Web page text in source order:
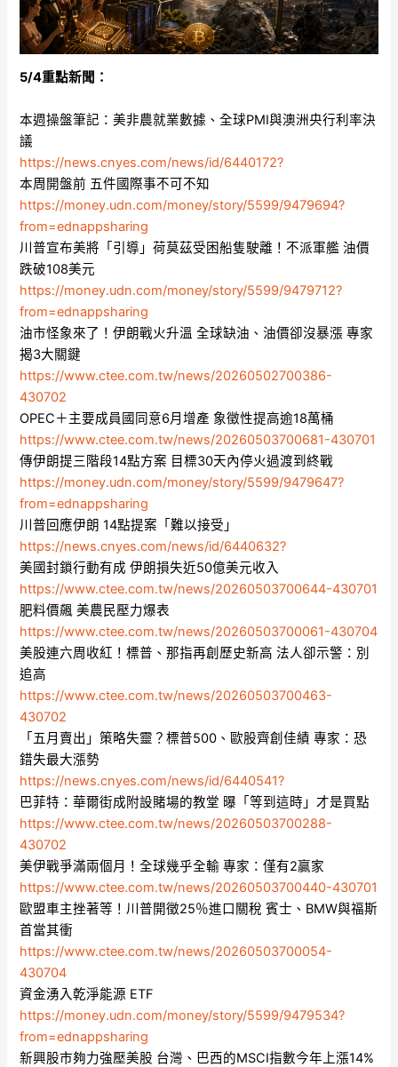
5/4重點新聞：
本週操盤筆記：美非農就業數據、全球PMI與澳洲央行利率決
議
https://news.cnyes.com/news/id/6440172?
本周開盤前 五件國際事不可不知
https://money.udn.com/money/story/5599/9479694?
from=ednappsharing
川普宣布美將「引導」荷莫茲受困船隻駛離！不派軍艦 油價
跌破108美元
https://money.udn.com/money/story/5599/9479712?
from=ednappsharing
油市怪象來了！伊朗戰火升溫 全球缺油、油價卻沒暴漲 專家
揭3大關鍵
https://www.ctee.com.tw/news/20260502700386-
430702
OPEC＋主要成員國同意6月增產 象徵性提高逾18萬桶
https://www.ctee.com.tw/news/20260503700681-430701
傳伊朗提三階段14點方案 目標30天內停火過渡到終戰
https://money.udn.com/money/story/5599/9479647?
from=ednappsharing
川普回應伊朗 14點提案「難以接受」
https://news.cnyes.com/news/id/6440632?
美國封鎖行動有成 伊朗損失近50億美元收入
https://www.ctee.com.tw/news/20260503700644-430701
肥料價飆 美農民壓力爆表
https://www.ctee.com.tw/news/20260503700061-430704
美股連六周收紅！標普、那指再創歷史新高 法人卻示警：別
追高
https://www.ctee.com.tw/news/20260503700463-
430702
「五月賣出」策略失靈？標普500、歐股齊創佳績 專家：恐
錯失最大漲勢
https://news.cnyes.com/news/id/6440541?
巴菲特：華爾街成附設賭場的教堂 曝「等到這時」才是買點
https://www.ctee.com.tw/news/20260503700288-
430702
美伊戰爭滿兩個月！全球幾乎全輸 專家：僅有2贏家
https://www.ctee.com.tw/news/20260503700440-430701
歐盟車主挫著等！川普開徵25％進口關稅 賓士、BMW與福斯
首當其衝
https://www.ctee.com.tw/news/20260503700054-
430704
資金湧入乾淨能源 ETF
https://money.udn.com/money/story/5599/9479534?
from=ednappsharing
新興股市夠力強壓美股 台灣、巴西的MSCI指數今年上漲14%